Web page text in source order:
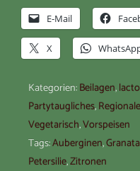
E-Mail
X
Kategorien:Beilagen,
Partytaugliches,
Vegetarisch,Vorspeisen
Tags:Auberginen,
Petersilie,Zitronen